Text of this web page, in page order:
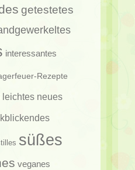
getestetes
interessantes
Rezepte
leichtes neues
süßes
veganes